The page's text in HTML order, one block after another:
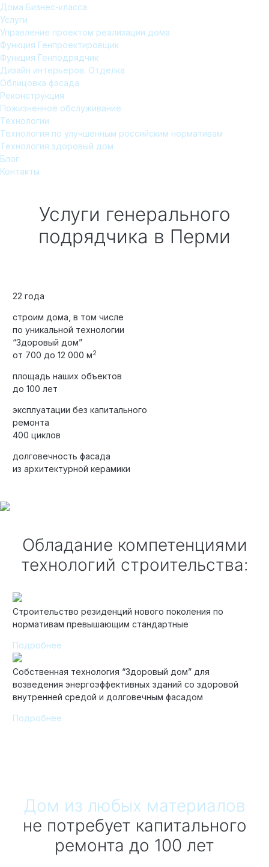
Дома Бизнес-класса
Услуги
Управление проектом реализации дома
Функция Генпроектировщик
Функция Генподрядчик
Дизайн интерьеров. Отделка
Облицовка фасада
Реконструкция
Пожизненное обслуживание
Технологии
Технология по улучшенным российским нормативам
Технология здоровый дом
Блог
Контакты
Услуги генерального
подрядчика в Перми
22 года
строим дома, в том числе
по уникальной технологии
“Здоровый дом”
от 700 до 12 000 м2
площадь наших объектов
до 100 лет
эксплуатации без капитального
ремонта
400 циклов
долговечность фасада
из архитектурной керамики
Обладание компетенциями
технологий строительства:
Строительство резиденций нового поколения по
нормативам превышающим стандартные
Подробнее
Собственная технология “Здоровый дом” для
возведения энергоэффективных зданий со здоровой
внутренней средой и долговечным фасадом
Подробнее
Дом из любых материалов
не потребует капитального
ремонта до 100 лет